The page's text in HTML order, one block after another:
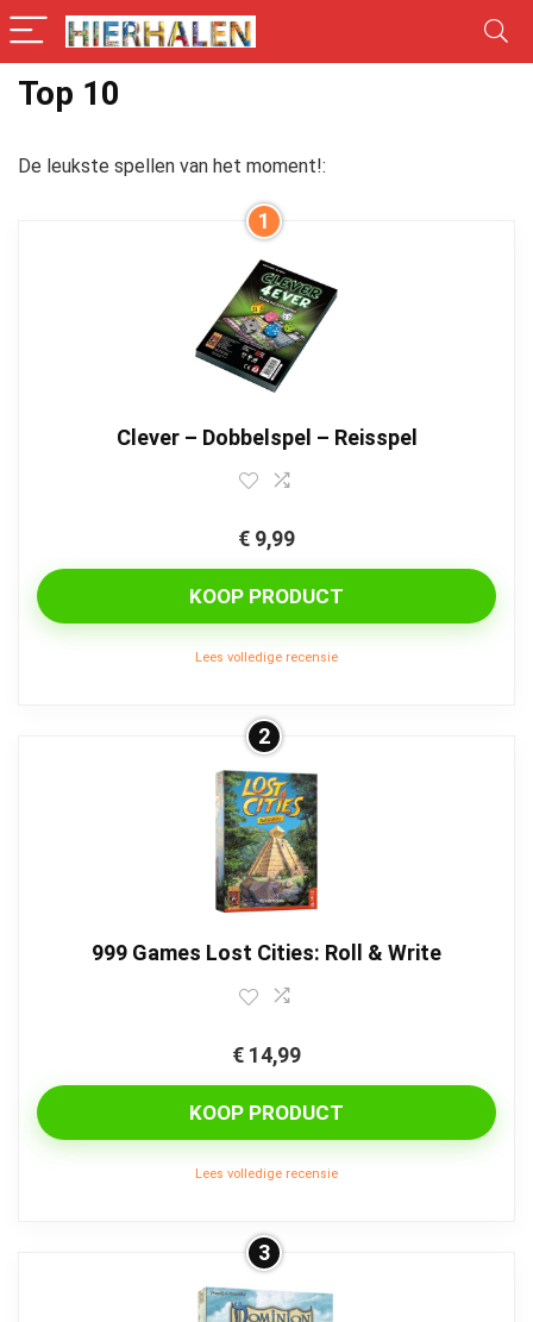
Top 10
De leukste spellen van het moment!:
1
Clever – Dobbelspel – Reisspel
€ 9,99
KOOP PRODUCT
Lees volledige recensie
2
999 Games Lost Cities: Roll & Write
€ 14,99
KOOP PRODUCT
Lees volledige recensie
3